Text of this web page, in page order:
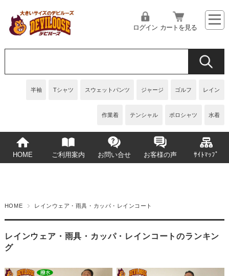
半袖 Tシャツ スウェットパンツ ジャージ ゴルフ レイン
作業着 テンシャル ポロシャツ 水着
ログイン カートを見る
HOME ご利用案内 お問い合せ お客様の声 ｻｲﾄﾏｯﾌﾟ
HOME レインウェア・雨具・カッパ・レインコート
レインウェア・雨具・カッパ・レインコートのランキン
グ